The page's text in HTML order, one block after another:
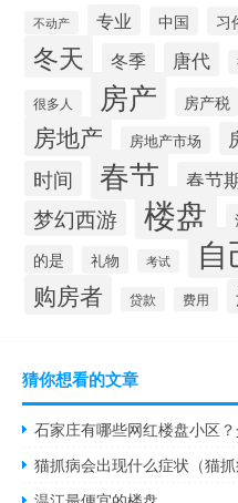
不动产 专业 中国 习
冬天 冬季 唐代
很多人 房产 房产税
房地产 房地产市场
时间 春节 春节
梦幻西游 楼盘
的是 礼物 考试
购房者 贷款 费用
猜你想看的文章
石家庄有哪些网红楼盘小区
猫抓病会出现什么症状（猫抓